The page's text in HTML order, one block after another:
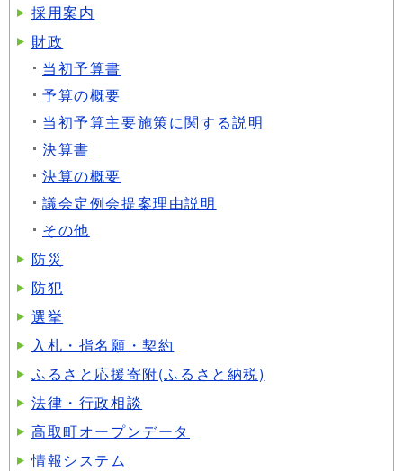
採用案内
財政
当初予算書
予算の概要
当初予算主要施策に関する説明
決算書
決算の概要
議会定例会提案理由説明
その他
防災
防犯
選挙
入札・指名願・契約
ふるさと応援寄附(ふるさと納税)
法律・行政相談
高取町オープンデータ
情報システム